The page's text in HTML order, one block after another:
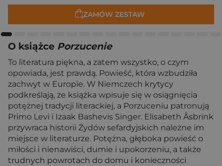
ZAMÓW ZESTAW
O książce Porzucenie
To literatura piękna, a zatem wszystko, o czym
opowiada, jest prawdą. Powieść, która wzbudziła
zachwyt w Europie. W Niemczech krytycy
podkreślają, że książka wpisuje się w osiągnięcia
potężnej tradycji literackiej, a Porzuceniu patronują
Primo Levi i Izaak Bashevis Singer. Elisabeth Åsbrink
przywraca historii Żydów sefardyjskich należne im
miejsce w literaturze. Potężna, głęboka powieść o
miłości i nienawiści, dumie i upokorzeniu, a także
trudnych powrotach do domu i konieczności